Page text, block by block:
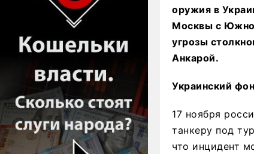
оружия в
Москвы с
угрозы
Анкарой.
Украинский фон
17 ноября
танкеру под
что инцидент